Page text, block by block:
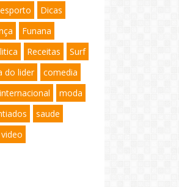
Dicas
Funana
Receitas
Surf
do lider
comedia
internacional
moda
saude
video